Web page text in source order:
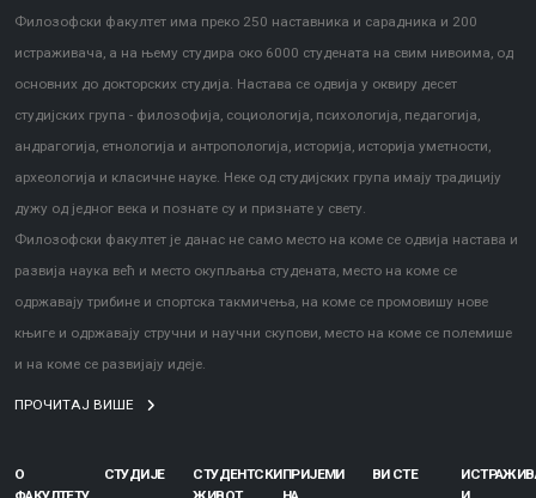
Филозофски факултет има преко 250 наставника и сарадника и 200
истраживача, а на њему студира око 6000 студената на свим нивоима, од
основних до докторских студија. Настава се одвија у оквиру десет
студијских група - филозофија, социологија, психологија, педагогија,
андрагогија, етнологија и антропологија, историја, историја уметности,
археологија и класичне науке. Неке од студијских група имају традицију
дужу од једног века и познате су и признате у свету.
Филозофски факултет је данас не само место на коме се одвија настава и
развија наука већ и место окупљања студената, место на коме се
одржавају трибине и спортска такмичења, на коме се промовишу нове
књиге и одржавају стручни и научни скупови, место на коме се полемише
и на коме се развијају идеје.
ПРОЧИТАЈ ВИШЕ
О
СТУДИЈЕ
СТУДЕНТСКИПРИЈЕМИ
ВИ СТЕ